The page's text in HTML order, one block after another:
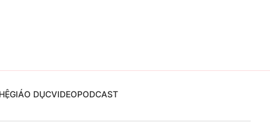
GIÁO DỤCVIDEOPODCAST